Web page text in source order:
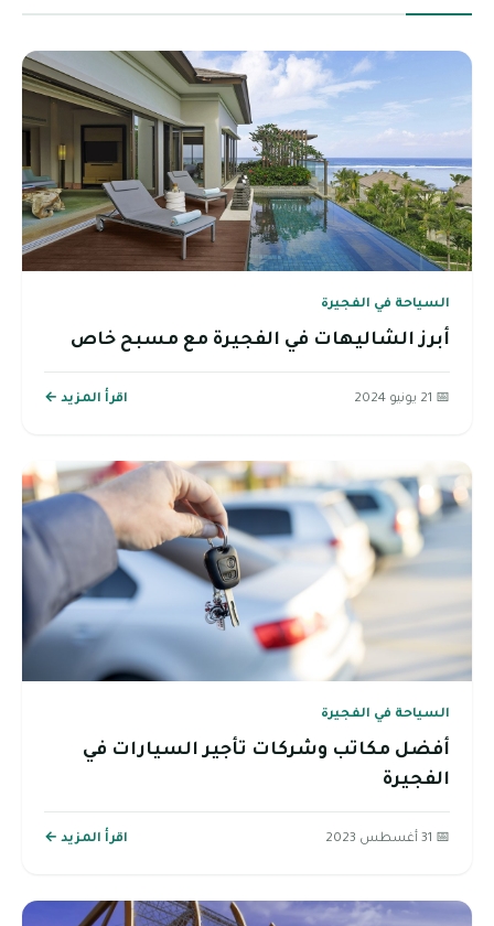
السياحة في الفجيرة
أبرز الشاليهات في الفجيرة مع مسبح خاص
📅 21 يونيو 2024 اقرأ المزيد ←
السياحة في الفجيرة
أفضل مكاتب وشركات تأجير السيارات في
الفجيرة
📅 31 أغسطس 2023 اقرأ المزيد ←